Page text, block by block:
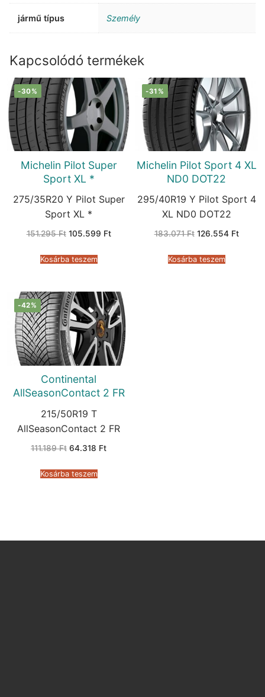
jármű típus Személy
Kapcsolódó termékek
-30%
Michelin Pilot Super
Sport XL *
275/35R20 Y Pilot Super
Sport XL *
151.295Ft Original
151.295 Ft.
105.599 FtCurrent
Kosárba teszem
-31%
Michelin Pilot Sport 4 XL
ND0 DOT22
295/40R19 Y Pilot Sport 4
XL ND0 DOT22
183.071Ft Original
183.071 Ft.
126.554 Ft
Kosárba teszem
-42%
Continental
AllSeasonContact 2 FR
215/50R19 T
AllSeasonContact 2 FR
111.189Ft Original
111.189 Ft.
64.318 FtCurrent
Kosárba teszem